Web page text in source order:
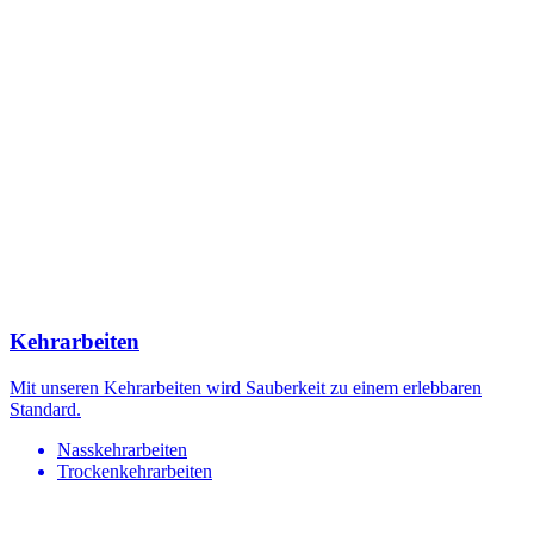
Kehrarbeiten
Mit unseren Kehrarbeiten wird Sauberkeit zu einem erlebbaren
Standard.
Nasskehrarbeiten
Trockenkehrarbeiten